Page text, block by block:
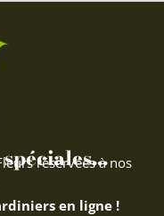
réservées à nos
en ligne !